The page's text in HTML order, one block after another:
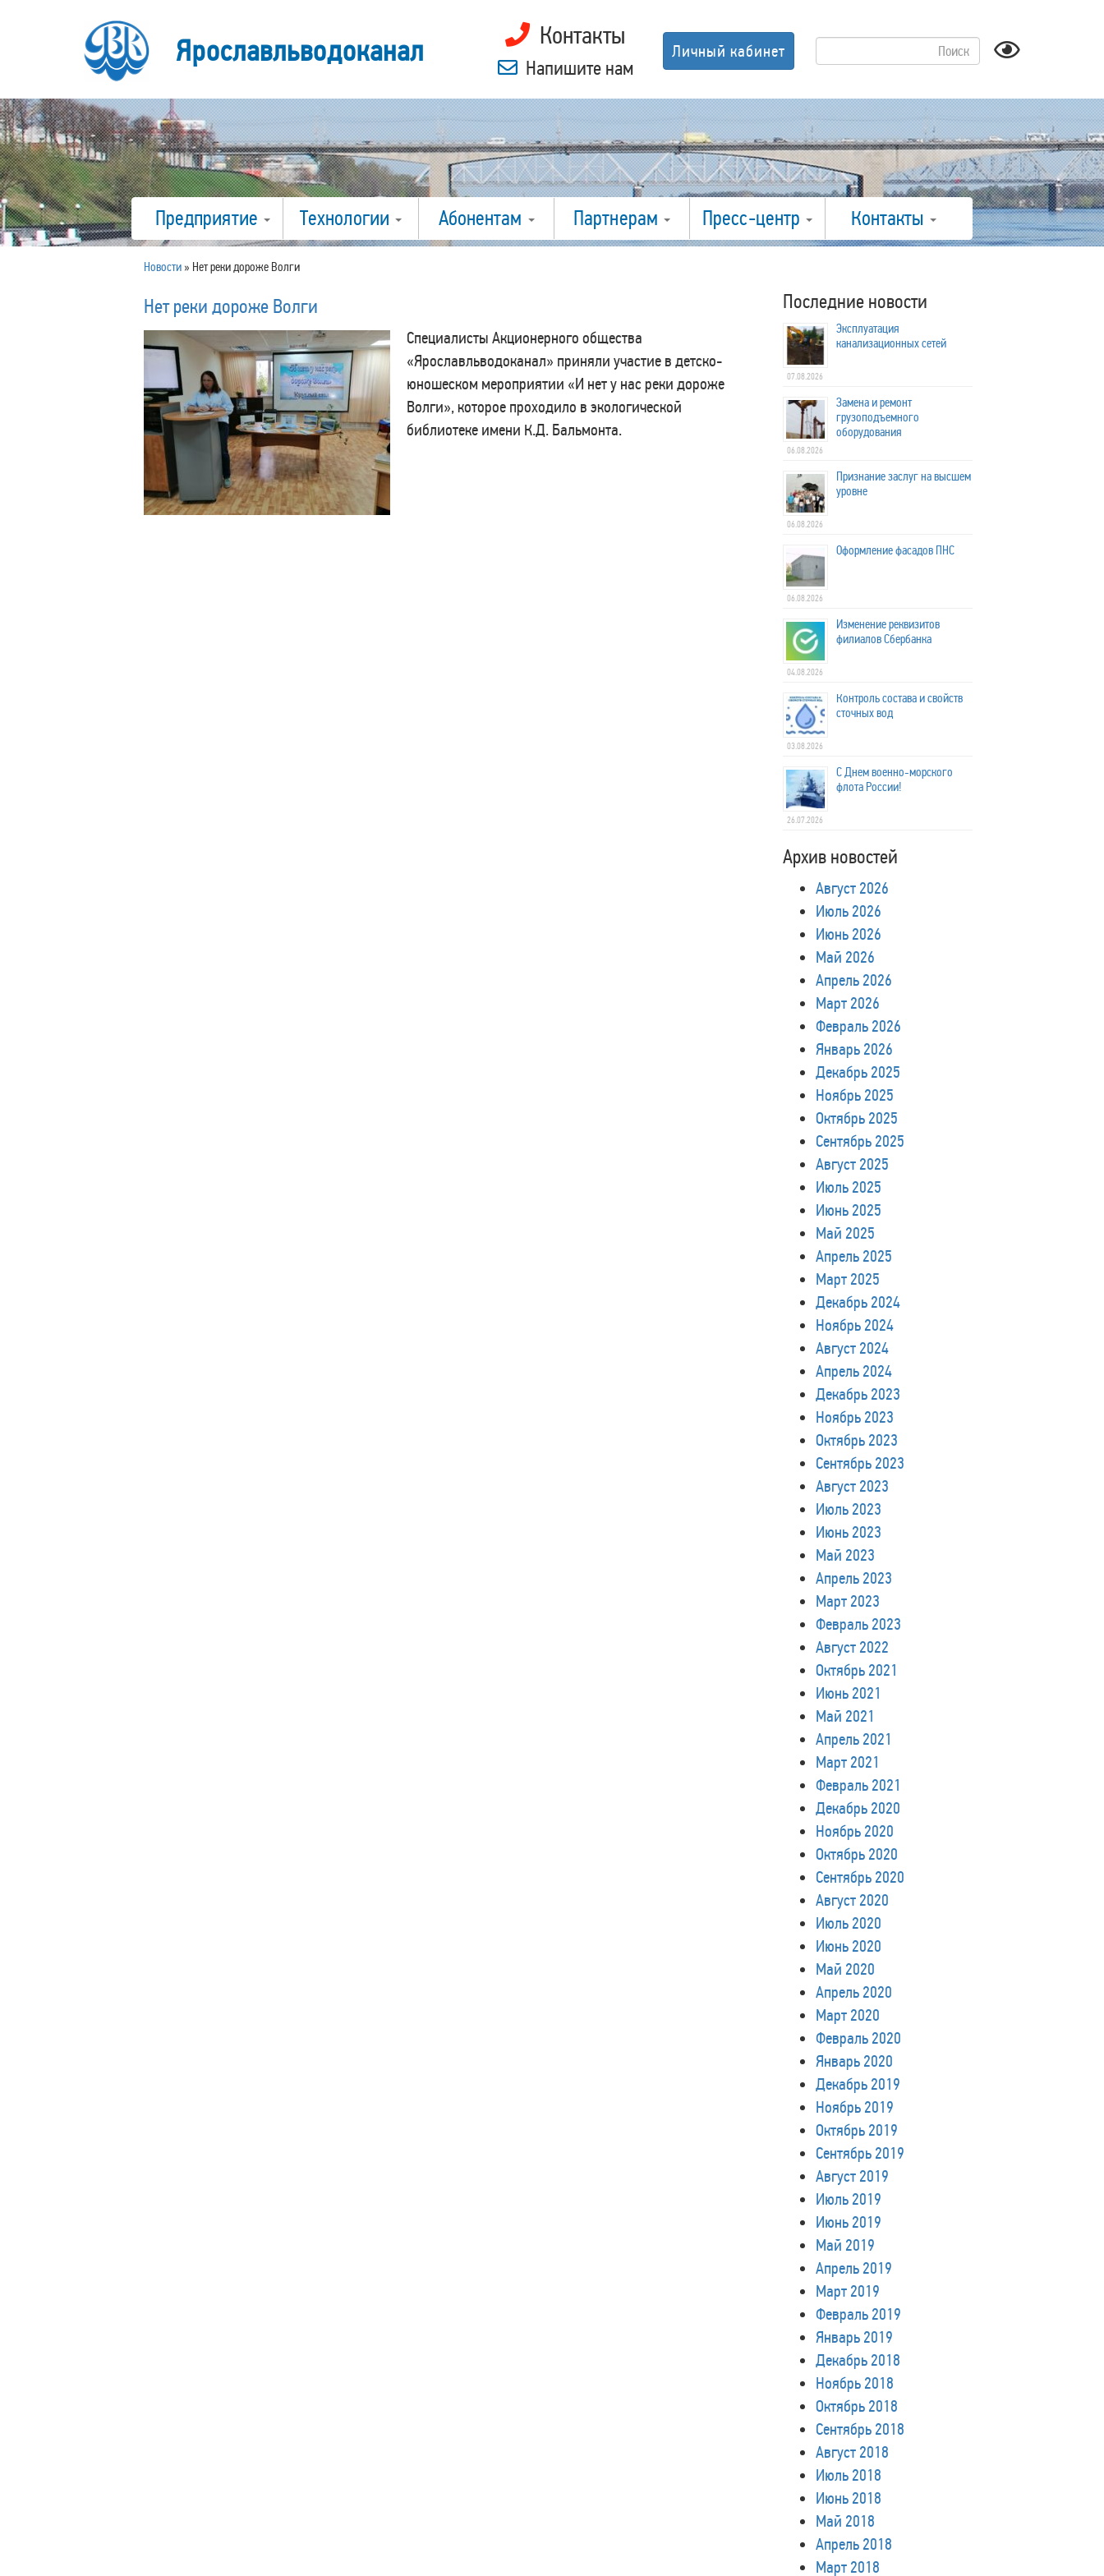
Ярославльводоканал Контакты
Напишите нам
Личный кабинет
Предприятие Технологии Абонентам Партнерам Пресс-центр Контакты
Новости » Нет реки дороже Волги
Нет реки дороже Волги
Специалисты Акционерного общества
«Ярославльводоканал» приняли участие в детско-
юношеском мероприятии «И нет у нас реки дороже
Волги», которое проходило в экологической
библиотеке имени К.Д. Бальмонта.
Последние новости
Эксплуатация
канализационных сетей
07.08.2026
Замена и ремонт
грузоподъемного
оборудования
06.08.2026
Признание заслуг на высшем
уровне
06.08.2026
Оформление фасадов ПНС
06.08.2026
Изменение реквизитов
филиалов Сбербанка
04.08.2026
Контроль состава и свойств
сточных вод
03.08.2026
С Днем военно-морского
флота России!
26.07.2026
Архив новостей
Август 2026
Июль 2026
Июнь 2026
Май 2026
Апрель 2026
Март 2026
Февраль 2026
Январь 2026
Декабрь 2025
Ноябрь 2025
Октябрь 2025
Сентябрь 2025
Август 2025
Июль 2025
Июнь 2025
Май 2025
Апрель 2025
Март 2025
Декабрь 2024
Ноябрь 2024
Август 2024
Апрель 2024
Декабрь 2023
Ноябрь 2023
Октябрь 2023
Сентябрь 2023
Август 2023
Июль 2023
Июнь 2023
Май 2023
Апрель 2023
Март 2023
Февраль 2023
Август 2022
Октябрь 2021
Июнь 2021
Май 2021
Апрель 2021
Март 2021
Февраль 2021
Декабрь 2020
Ноябрь 2020
Октябрь 2020
Сентябрь 2020
Август 2020
Июль 2020
Июнь 2020
Май 2020
Апрель 2020
Март 2020
Февраль 2020
Январь 2020
Декабрь 2019
Ноябрь 2019
Октябрь 2019
Сентябрь 2019
Август 2019
Июль 2019
Июнь 2019
Май 2019
Апрель 2019
Март 2019
Февраль 2019
Январь 2019
Декабрь 2018
Ноябрь 2018
Октябрь 2018
Сентябрь 2018
Август 2018
Июль 2018
Июнь 2018
Май 2018
Апрель 2018
Март 2018